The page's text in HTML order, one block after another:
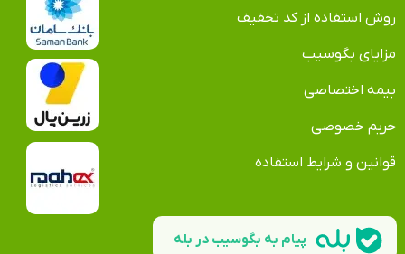
روش استفاده از کد تخفیف
مزایای بگوسیب
بیمه اختصاصی
حریم خصوصی
قوانین و شرایط استفاده
پیام به بگوسیب در بله